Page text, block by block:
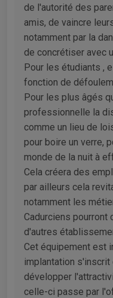
de l'autorité des
amis, de vaincre
notamment par la
de concrétiser avec
Pour les étudiants ,
fonction de
Pour les plus âgés
professionnelle la
comme un lieu de
pour boire un verre,
monde de la nuit à
Cela créera des
par ailleurs cela
notamment les
Cadurciens pourront
d'autres
Cet équipement est
implantation s'inscrit
développer
celle-ci passe par